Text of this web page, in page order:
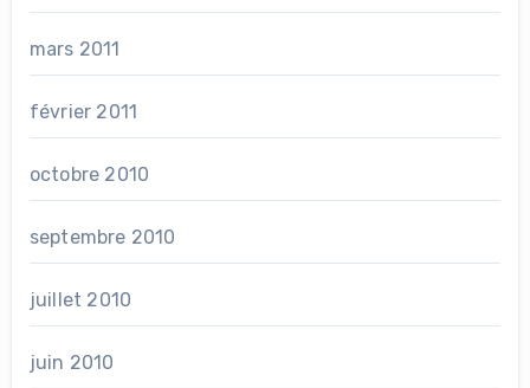
mars 2011
février 2011
octobre 2010
septembre 2010
juillet 2010
juin 2010